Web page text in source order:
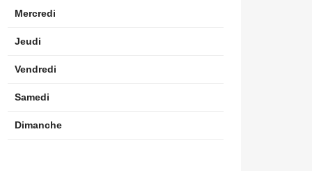
Mercredi
Jeudi
Vendredi
Samedi
Dimanche